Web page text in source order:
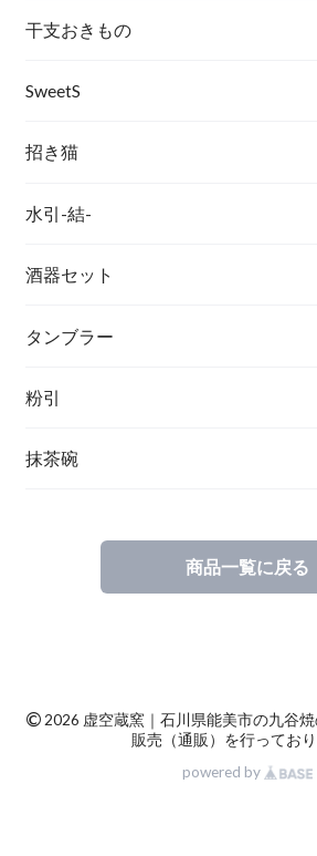
干支おきもの
SweetS
招き猫
水引-結-
酒器セット
タンブラー
粉引
抹茶碗
商品一覧に戻る
©2026 虚空蔵窯｜石川県能美市の九谷
販売（通販）を行っており
powered by